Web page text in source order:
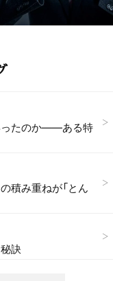
ったのか——ある特
積み重ねが「とん
訣